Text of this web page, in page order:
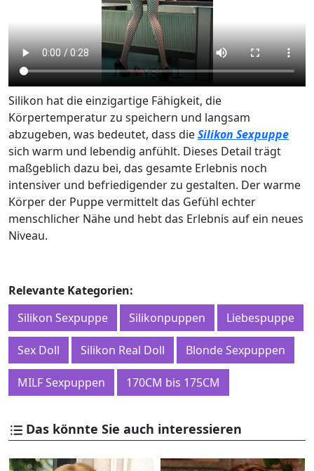
Silikon hat die einzigartige Fähigkeit, die
Körpertemperatur zu speichern und langsam
abzugeben, was bedeutet, dass dieSilikon Sexpuppe
sich warm und lebendig anfühlt. Dieses Detail trägt
maßgeblich dazu bei, das gesamte Erlebnis noch
intensiver und befriedigender zu gestalten. Der warme
Körper der Puppe vermittelt das Gefühl echter
menschlicher Nähe und hebt das Erlebnis auf ein neues
Niveau.
Relevante Kategorien:
Silikon Sexpuppe
Silikonpuppen Liebespuppe
Sex Doll Silikon Real Doll Blonde Sexpuppen
MILF Sexpuppen 170CM bis 175CM
Das könnte Sie auch interessieren